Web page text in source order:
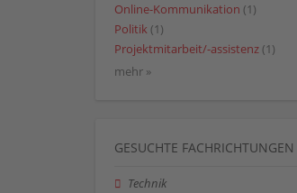
Online-Kommunikation (1)
Politik (1)
Projektmitarbeit/-assistenz (1)
mehr »
GESUCHTE FACHRICHTUNGEN
Technik